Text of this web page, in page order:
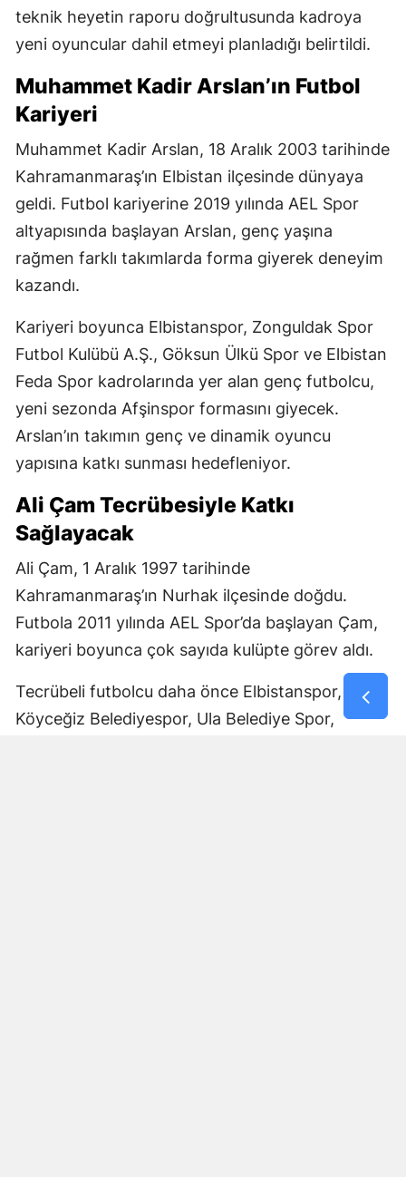
teknik heyetin raporu doğrultusunda kadroya
yeni oyuncular dahil etmeyi planladığı belirtildi.
Muhammet Kadir Arslan’ın Futbol
Kariyeri
Muhammet Kadir Arslan, 18 Aralık 2003 tarihinde
Kahramanmaraş’ın Elbistan ilçesinde dünyaya
geldi. Futbol kariyerine 2019 yılında AEL Spor
altyapısında başlayan Arslan, genç yaşına
rağmen farklı takımlarda forma giyerek deneyim
kazandı.
Kariyeri boyunca Elbistanspor, Zonguldak Spor
Futbol Kulübü A.Ş., Göksun Ülkü Spor ve Elbistan
Feda Spor kadrolarında yer alan genç futbolcu,
yeni sezonda Afşinspor formasını giyecek.
Arslan’ın takımın genç ve dinamik oyuncu
yapısına katkı sunması hedefleniyor.
Ali Çam Tecrübesiyle Katkı
Sağlayacak
Ali Çam, 1 Aralık 1997 tarihinde
Kahramanmaraş’ın Nurhak ilçesinde doğdu.
Futbola 2011 yılında AEL Spor’da başlayan Çam,
kariyeri boyunca çok sayıda kulüpte görev aldı.
Tecrübeli futbolcu daha önce Elbistanspor,
Köyceğiz Belediyespor, Ula Belediye Spor,